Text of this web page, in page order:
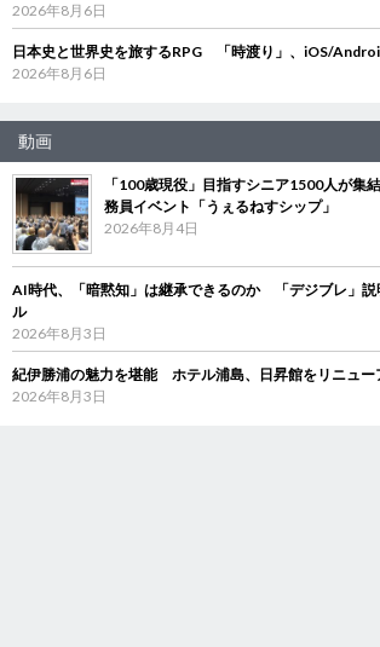
2026年8月6日
日本史と世界史を旅するRPG 「時渡り」、iOS/
2026年8月6日
動画
「100歳現役」目指すシニア1500人が
務員イベント「うぇるねすシップ」
2026年8月4日
AI時代、「暗黙知」は継承できるのか 「デジブレ」説
ル
2026年8月3日
紀伊勝浦の魅力を堪能 ホテル浦島、日昇館をリニュー
2026年8月3日